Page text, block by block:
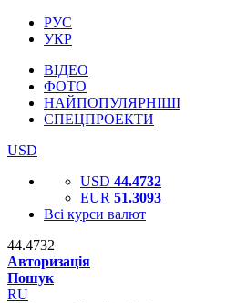
РУС
УКР
ВІДЕО
ФОТО
НАЙПОПУЛЯРНІШІ
СПЕЦПРОЕКТИ
USD
USD 44.4732
EUR 51.3093
Всі курси валют
44.4732
Авторизація
Пошук
RU